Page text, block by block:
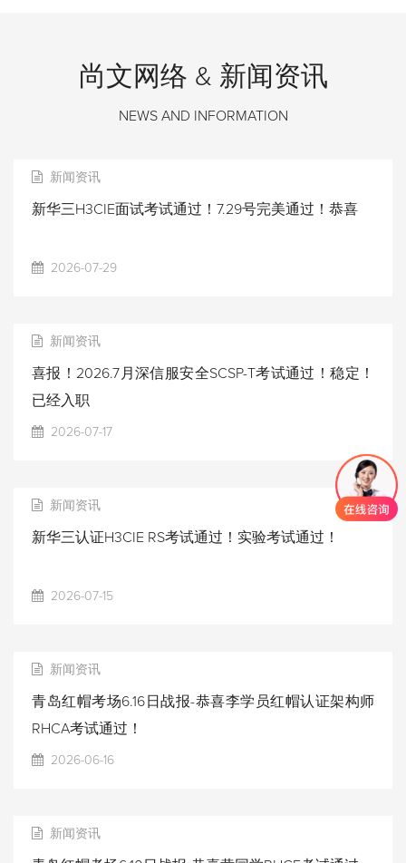
尚文网络 & 新闻资讯
NEWS AND INFORMATION
新闻资讯
新华三H3CIE面试考试通过！7.29号完美通过！恭喜
2026-07-29
新闻资讯
喜报！2026.7月深信服安全SCSP-T考试通过！稳定！
已经入职
2026-07-17
新闻资讯
新华三认证H3CIE RS考试通过！实验考试通过！
2026-07-15
新闻资讯
青岛红帽考场6.16日战报-恭喜李学员红帽认证架构师
RHCA考试通过！
2026-06-16
新闻资讯